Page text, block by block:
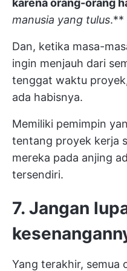
karena orang-orang
manusia yang tulus.**
Dan, ketika masa-
ingin menjauh dari
tenggat waktu
ada habisnya.
Memiliki pemimpin
tentang proyek kerja
mereka pada anjing
tersendiri.
7. Jangan
Yang terakhir, semua